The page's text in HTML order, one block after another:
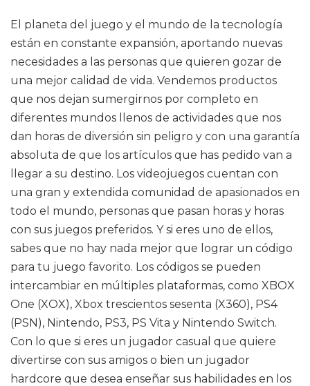
El planeta del juego y el mundo de la tecnología
están en constante expansión, aportando nuevas
necesidades a las personas que quieren gozar de
una mejor calidad de vida. Vendemos productos
que nos dejan sumergirnos por completo en
diferentes mundos llenos de actividades que nos
dan horas de diversión sin peligro y con una garantía
absoluta de que los artículos que has pedido van a
llegar a su destino. Los videojuegos cuentan con
una gran y extendida comunidad de apasionados en
todo el mundo, personas que pasan horas y horas
con sus juegos preferidos. Y si eres uno de ellos,
sabes que no hay nada mejor que lograr un código
para tu juego favorito. Los códigos se pueden
intercambiar en múltiples plataformas, como XBOX
One (XOX), Xbox trescientos sesenta (X360), PS4
(PSN), Nintendo, PS3, PS Vita y Nintendo Switch.
Con lo que si eres un jugador casual que quiere
divertirse con sus amigos o bien un jugador
hardcore que desea enseñar sus habilidades en los